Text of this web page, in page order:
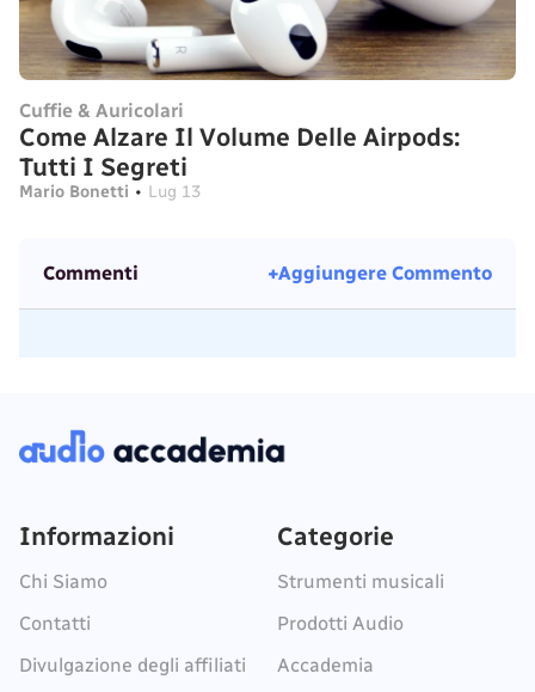
Cuffie & Auricolari
Come Alzare Il Volume Delle Airpods:
Tutti I Segreti
Mario Bonetti • Lug 13
Commenti +Aggiungere Commento
Informazioni
Chi Siamo
Contatti
Divulgazione degli affiliati
Categorie
Strumenti musicali
Prodotti Audio
Accademia